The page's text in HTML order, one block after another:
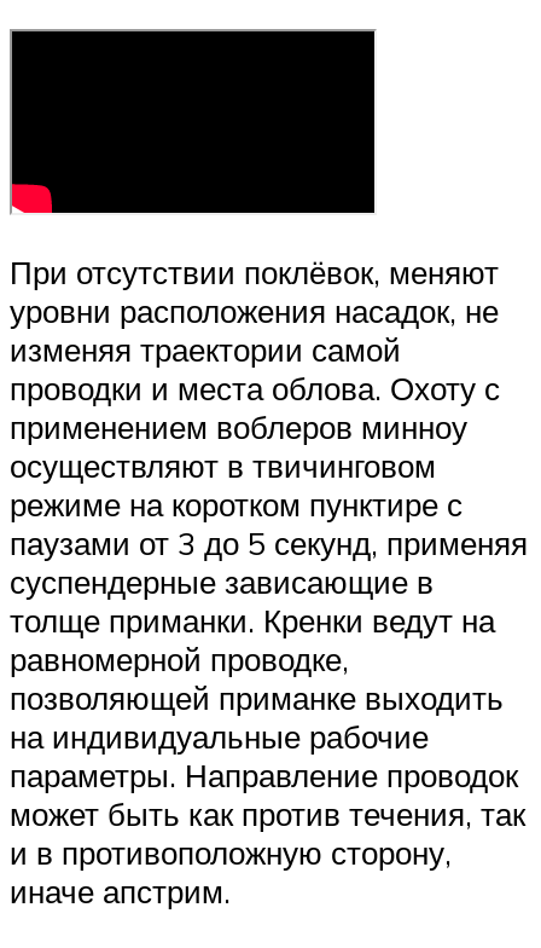
При отсутствии поклёвок, меняют
уровни расположения насадок, не
изменяя траектории самой
проводки и места облова. Охоту с
применением воблеров минноу
осуществляют в твичинговом
режиме на коротком пунктире с
паузами от 3 до 5 секунд, применяя
суспендерные зависающие в
толще приманки. Кренки ведут на
равномерной проводке,
позволяющей приманке выходить
на индивидуальные рабочие
параметры. Направление проводок
может быть как против течения, так
и в противоположную сторону,
иначе апстрим.